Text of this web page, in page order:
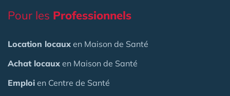
Pour les Professionnels
Location locaux en Maison de Santé
Achat locaux en Maison de Santé
Emploi en Centre de Santé